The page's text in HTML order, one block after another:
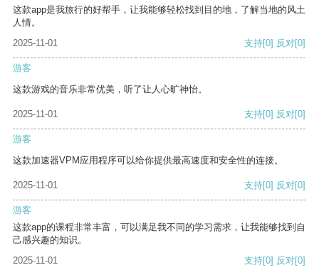
这款app是我旅行的好帮手，让我能够轻松找到目的地，了解当地的风土
人情。
2025-11-01
支持[0] 反对[0]
游客
这款游戏的音乐非常优美，听了让人心旷神怡。
2025-11-01 支持[0] 反对[0]
游客
这款加速器VPM应用程序可以给你提供最高速度和安全性的连接。
2025-11-01 支持[0] 反对[0]
游客
这款app的课程非常丰富，可以满足我不同的学习需求，让我能够找到自
己感兴趣的知识。
2025-11-01
支持[0] 反对[0]